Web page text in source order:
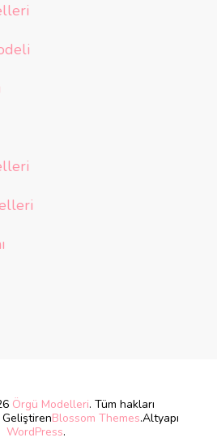
Örgü Modelleri. Tüm hakları
Blossom Themes.Altyapı
WordPress.